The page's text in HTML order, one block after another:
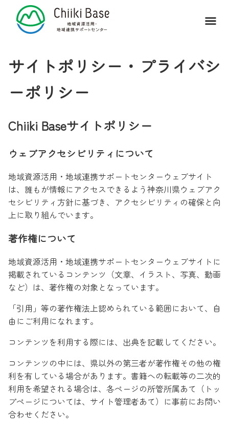
サイトポリシー・プライバシ
ーポリシー
Chiiki Baseサイトポリシー
ウェブアクセシビリティについて
地域資源活用・地域連携サポートセンターウェブサイト
は、誰もが情報にアクセスできるよう神奈川県ウェブアク
セシビリティ方針に基づき、アクセシビリティの確保と向
上に取り組んでいます。
著作権について
地域資源活用・地域連携サポートセンターウェブサイトに
掲載されているコンテンツ（文章、イラスト、写真、動画
など）は、著作権の対象となっています。
「引用」等の著作権法上認められている範囲において、自
由にご利用になれます。
コンテンツを利用する際には、出典を記載してください。
コンテンツの中には、県以外の第三者が著作権その他の権
利を有している場合があります。書籍への転載等の二次的
利用を希望される場合は、各ページの所管所属あて（トッ
プページについては、サイト管理者あて）に事前にお問い
合わせください。